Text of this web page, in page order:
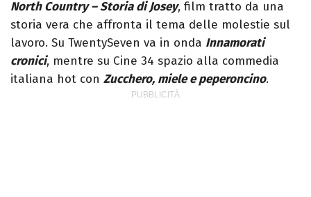
North Country – Storia di Josey, film tratto da una
storia vera che affronta il tema delle molestie sul
lavoro. Su TwentySeven va in onda Innamorati
cronici, mentre su Cine 34 spazio alla commedia
italiana hot con Zucchero, miele e peperoncino.